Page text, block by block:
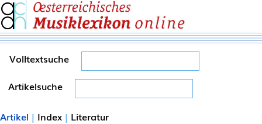
Volltextsuche
Artikelsuche
Artikel | Index | Literatur